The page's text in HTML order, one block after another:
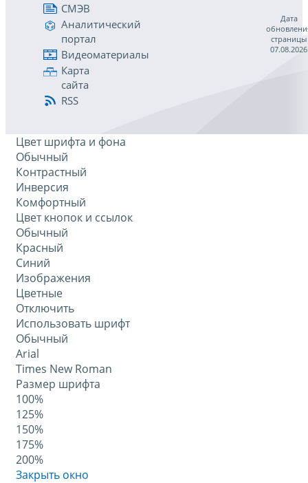
СМЭВ
Аналитический
портал
Видеоматериалы
Карта
сайта
RSS
Дата
страницы
07.08.2026
Цвет шрифта и фона
Обычный
Контрастный
Инверсия
Комфортный
Цвет кнопок и ссылок
Обычный
Красный
Синий
Изображения
Цветные
Отключить
Использовать шрифт
Обычный
Arial
Times New Roman
Размер шрифта
100%
125%
150%
175%
200%
Закрыть окно